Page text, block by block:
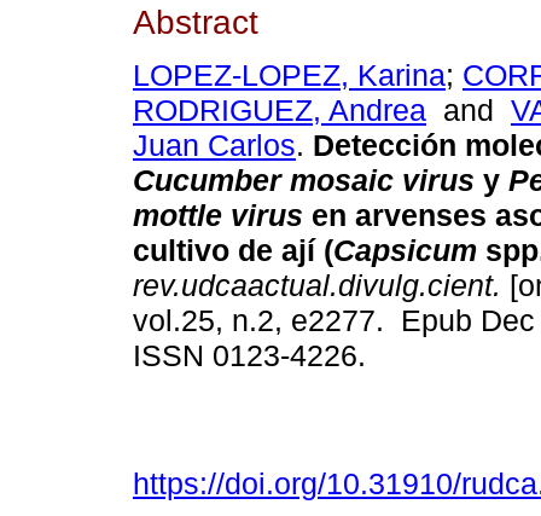
Abstract
LOPEZ-LOPEZ, Karina;
RODRIGUEZ, Andrea and
Juan Carlos. Detección
Cucumber mosaic virus y
mottle virus en arvenses
cultivo de ají (Capsicum
rev.udcaactual.divulg.cient.
vol.25, n.2, e2277. Epub
ISSN 0123-4226.
https://doi.org/10.31910/